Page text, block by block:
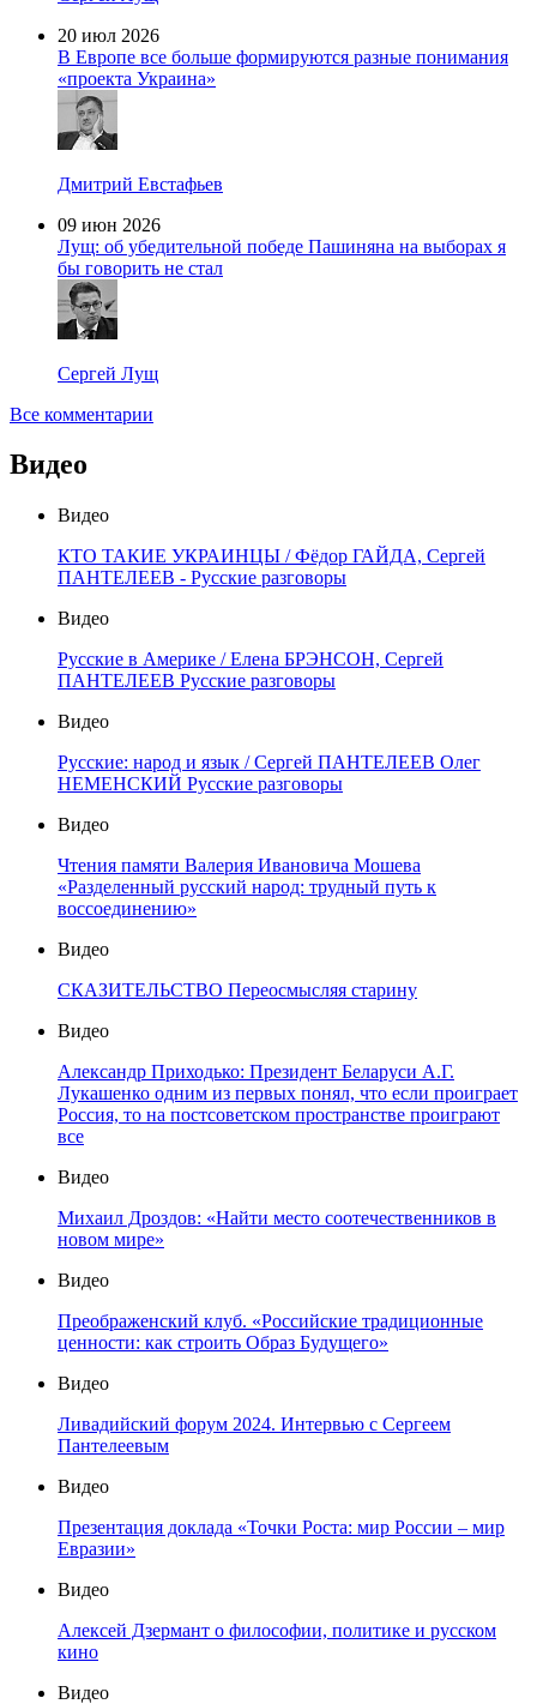
20 июл 2026
В Европе все больше формируются разные понимания
«проекта Украина»
Дмитрий Евстафьев
09 июн 2026
Лущ: об убедительной победе Пашиняна на выборах я
бы говорить не стал
Сергей Лущ
Все комментарии
Видео
Видео
КТО ТАКИЕ УКРАИНЦЫ / Фёдор ГАЙДА, Сергей
ПАНТЕЛЕЕВ - Русские разговоры
Видео
Русские в Америке / Елена БРЭНСОН, Сергей
ПАНТЕЛЕЕВ Русские разговоры
Видео
Русские: народ и язык / Сергей ПАНТЕЛЕЕВ Олег
НЕМЕНСКИЙ Русские разговоры
Видео
Чтения памяти Валерия Ивановича Мошева
«Разделенный русский народ: трудный путь к
воссоединению»
Видео
СКАЗИТЕЛЬСТВО Переосмысляя старину
Видео
Александр Приходько: Президент Беларуси А.Г.
Лукашенко одним из первых понял, что если проиграет
Россия, то на постсоветском пространстве проиграют
все
Видео
Михаил Дроздов: «Найти место соотечественников в
новом мире»
Видео
Преображенский клуб. «Российские традиционные
ценности: как строить Образ Будущего»
Видео
Ливадийский форум 2024. Интервью с Сергеем
Пантелеевым
Видео
Презентация доклада «Точки Роста: мир России – мир
Евразии»
Видео
Алексей Дзермант о философии, политике и русском
кино
Видео